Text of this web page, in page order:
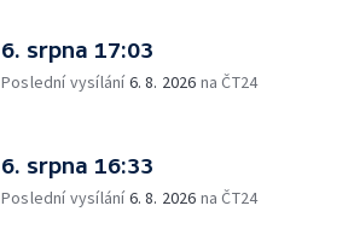
6. srpna 17:03
Poslední vysílání6. 8. 2026 na ČT24
6. srpna 16:33
Poslední vysílání6. 8. 2026 na ČT24